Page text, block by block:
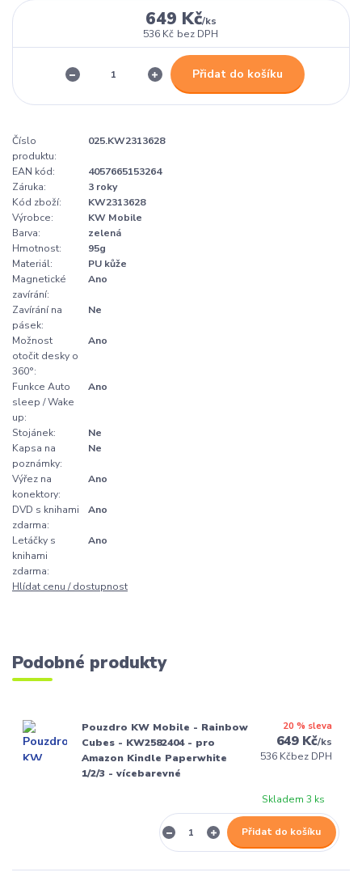
649 Kč/ks
536 Kč bez DPH
Přidat do košíku
Číslo
produktu:
025.KW2313628
EAN kód:
4057665153264
Záruka:
3 roky
Kód zboží:
KW2313628
Výrobce:
KW Mobile
Barva:
zelená
Hmotnost:
95g
Materiál:
PU kůže
Magnetické
zavírání:
Ano
Zavírání na
pásek:
Ne
Možnost
otočit desky o
360°:
Ano
Funkce Auto
sleep / Wake
up:
Ano
Stojánek:
Ne
Kapsa na
poznámky:
Ne
Výřez na
konektory:
Ano
DVD s knihami
zdarma:
Ano
Letáčky s
knihami
zdarma:
Ano
Hlídat cenu / dostupnost
Podobné produkty
Pouzdro KW Mobile - Rainbow
Cubes - KW2582404 - pro
Amazon Kindle Paperwhite
1/2/3 - vícebarevné
20 % sleva
649 Kč/ks
536 Kčbez DPH
Skladem 3 ks
Přidat do košíku